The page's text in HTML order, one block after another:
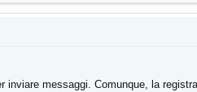
messaggi. Comunque, la